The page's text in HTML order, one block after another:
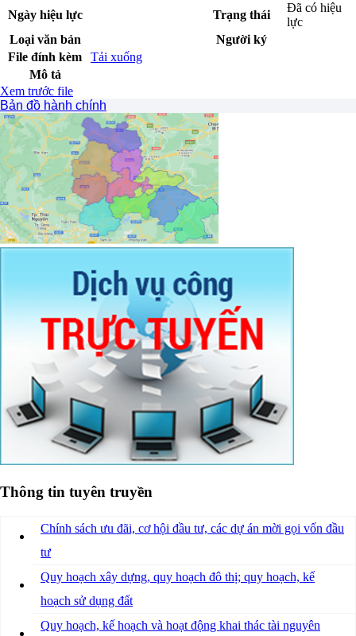
Ngày hiệu lực
Trạng thái
Đã có hiệu
lực
Loại văn bản
Người ký
File đính kèm
Tải xuống
Mô tả
Xem trước file
Bản đồ hành chính
Thông tin tuyên truyền
Chính sách ưu đãi, cơ hội đầu tư, các dự án mời gọi vốn đầu
tư
Quy hoạch xây dựng, quy hoạch đô thị; quy hoạch, kế
hoạch sử dụng đất
Quy hoạch, kế hoạch và hoạt động khai thác tài nguyên